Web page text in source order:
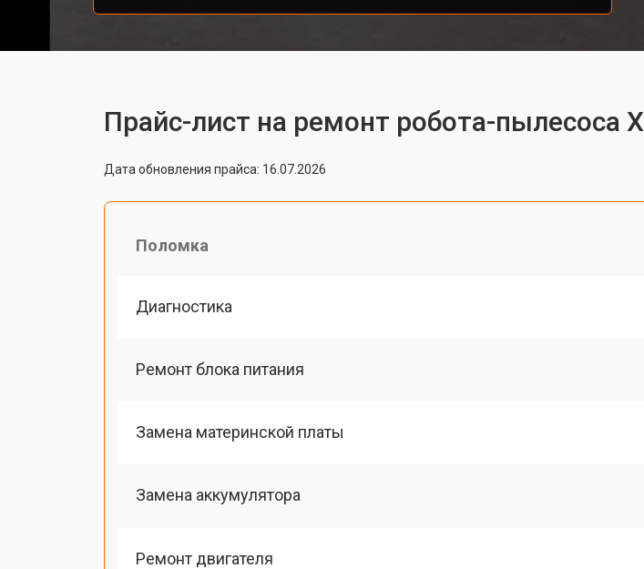
Прайс-лист на ремонт робота-пылесоса
Дата обновления прайса: 16.07.2026
Поломка
Диагностика
Ремонт блока питания
Замена материнской платы
Замена аккумулятора
Ремонт двигателя